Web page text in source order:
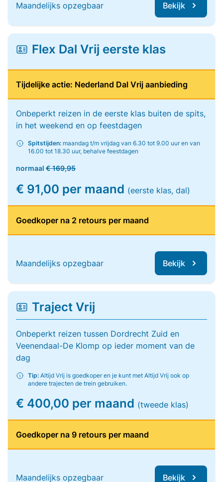
Maandelijks opzegbaar Bekijk
Flex Dal Vrij eerste klas
Tijdelijke actie: Nederland Dal Vrij aanbieding
Onbeperkt reizen in de eerste klas buiten de spits,
in het weekend en op feestdagen
Spitstijden: maandag t/m vrijdag van 6.30 tot 9.00 uur en van
16.00 tot 18.30 uur, behalve feestdagen
normaal € 169,95
€ 91,00 per maand (eerste klas, dal)
Goedkoper na 2 retours per maand
Maandelijks opzegbaar Bekijk
Traject Vrij
Onbeperkt reizen tussen Dordrecht Zuid en
Veenendaal-De Klomp op ieder moment van de
dag
Tip: Altijd Vrij is goedkoper en je kunt met Altijd Vrij ook op
andere trajecten de trein gebruiken.
€ 400,00 per maand (tweede klas)
Goedkoper na 9 retours per maand
Maandelijks opzegbaar Bekijk